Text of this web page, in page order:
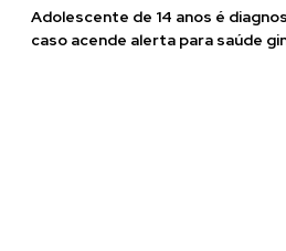
Adolescente de 14 anos é
caso acende alerta para saúde